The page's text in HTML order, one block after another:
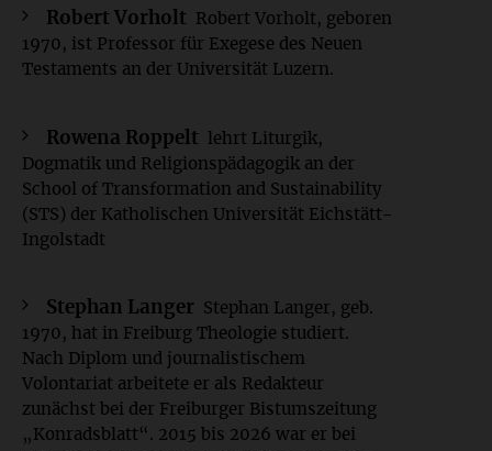
Robert Vorholt
Robert Vorholt, geboren
1970, ist Professor für Exegese des Neuen
Testaments an der Universität Luzern.
Rowena Roppelt
lehrt Liturgik,
Dogmatik und Religionspädagogik an der
School of Transformation and Sustainability
(STS) der Katholischen Universität Eichstätt-
Ingolstadt
Stephan Langer
Stephan Langer, geb.
1970, hat in Freiburg Theologie studiert.
Nach Diplom und journalistischem
Volontariat arbeitete er als Redakteur
zunächst bei der Freiburger Bistumszeitung
„Konradsblatt“. 2015 bis 2026 war er bei